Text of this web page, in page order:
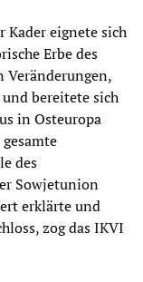
Kader eignete sich
Erbe des
Veränderungen,
bereitete sich
in Osteuropa
des
Sowjetunion
erklärte und
zog das IKVI